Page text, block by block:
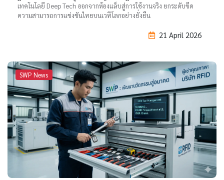
เทคโนโลยี Deep Tech ออกจากห้องแล็บสู่การใช้งานจริง ยกระดับขีด
ความสามารถการแข่งขันไทยบนเวทีโลกอย่างยั่งยืน
21 April 2026
SWP News